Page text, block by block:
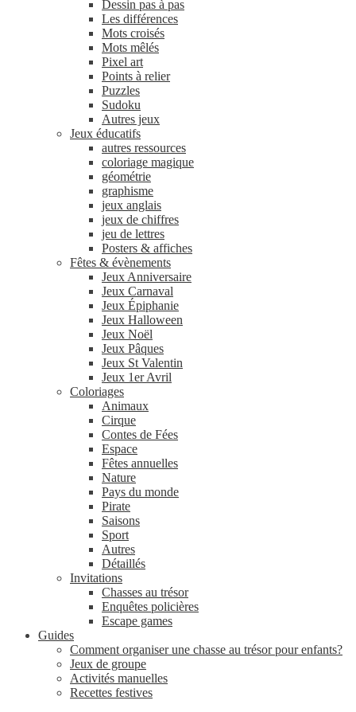
Dessin pas à pas
Les différences
Mots croisés
Mots mêlés
Pixel art
Points à relier
Puzzles
Sudoku
Autres jeux
Jeux éducatifs
autres ressources
coloriage magique
géométrie
graphisme
jeux anglais
jeux de chiffres
jeu de lettres
Posters & affiches
Fêtes & évènements
Jeux Anniversaire
Jeux Carnaval
Jeux Épiphanie
Jeux Halloween
Jeux Noël
Jeux Pâques
Jeux St Valentin
Jeux 1er Avril
Coloriages
Animaux
Cirque
Contes de Fées
Espace
Fêtes annuelles
Nature
Pays du monde
Pirate
Saisons
Sport
Autres
Détaillés
Invitations
Chasses au trésor
Enquêtes policières
Escape games
Guides
Comment organiser une chasse au trésor pour enfants?
Jeux de groupe
Activités manuelles
Recettes festives